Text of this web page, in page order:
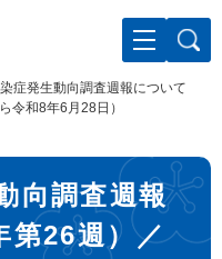
症発生動向調査週報について
令和8年6月28日）
向調査週報
第26週）／